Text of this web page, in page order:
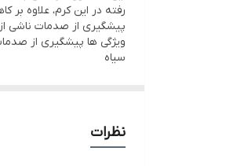
رفته در این کرم، علاوه
پیشگیری از صدمات ناشی
ویژگی ها پیشگیری از
سیاه
نظرات